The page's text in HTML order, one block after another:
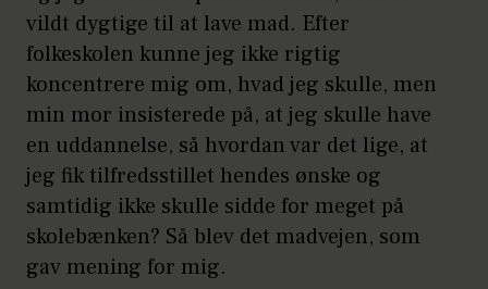
vildt dygtige til at lave mad. Efter
folkeskolen kunne jeg ikke rigtig
koncentrere mig om, hvad jeg skulle, men
min mor insisterede på, at jeg skulle have
en uddannelse, så hvordan var det lige, at
jeg fik tilfredsstillet hendes ønske og
samtidig ikke skulle sidde for meget på
skolebænken? Så blev det madvejen, som
gav mening for mig.